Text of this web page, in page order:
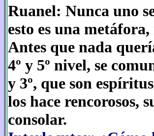
Ruanel: Nunca uno
esto es una
Antes que nada
4º y 5º nivel, se
y 3º, que son
los hace rencorosos,
consolar.